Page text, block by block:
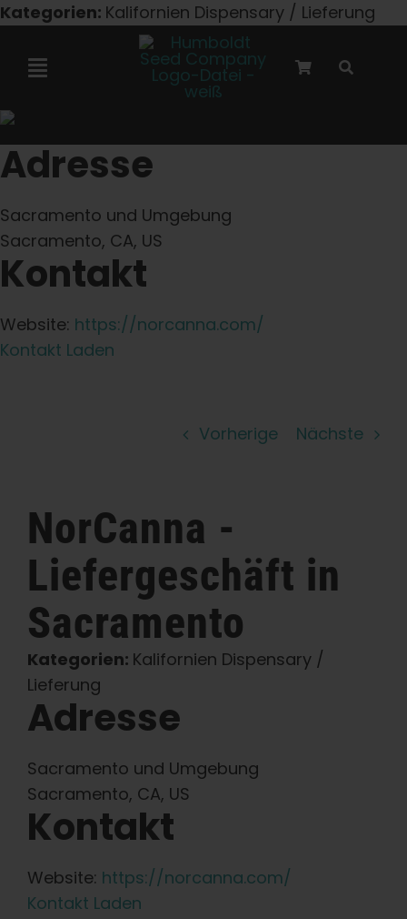
Zum
springen
Kategorien: Kalifornien Dispensary / Lieferung
Navigation
Autoflower-Samen
Triploide Samen
Über
Pheno-Jagd
Erhaltung der karibischen Genetik
Kontakt
Shop
Suche
Adresse
Sacramento und Umgebung
Sacramento, CA, US
Kontakt
Website: https://norcanna.com/
Kontakt Laden
Vorherige Nächste
NorCanna -
Liefergeschäft in
Sacramento
Kategorien: Kalifornien Dispensary /
Lieferung
Adresse
Sacramento und Umgebung
Sacramento, CA, US
Kontakt
Website: https://norcanna.com/
Kontakt Laden